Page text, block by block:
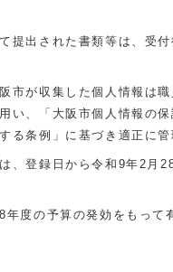
提出された書類等は、受
市が収集した個人情報は
い、「大阪市個人情報の
る条例」に基づき適正に管
、登録日から令和9年2月
年度の予算の発効をもって